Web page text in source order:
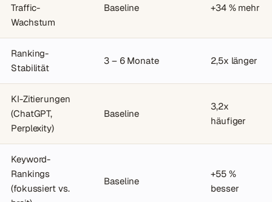
Traffic-
Wachstum
Baseline +34 % mehr
Ranking-
Stabilität
3 – 6 Monate 2,5x länger
KI-Zitierungen
(ChatGPT,
Perplexity)
Baseline
3,2x
häufiger
Keyword-
Rankings
(fokussiert vs.
Baseline
+55 %
besser